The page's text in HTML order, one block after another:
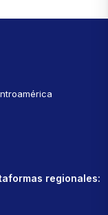
regionales: